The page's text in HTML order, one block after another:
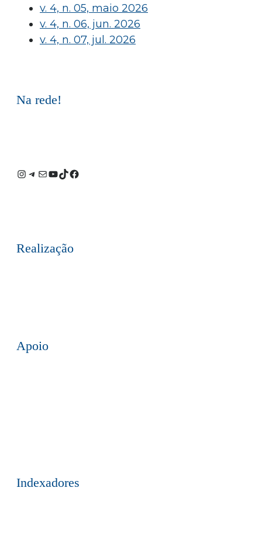
v. 4, n. 05, maio 2026
v. 4, n. 06, jun. 2026
v. 4, n. 07, jul. 2026
Na rede!
Instagram
Telegram
E-Youtube
TikTok
Facebook
Realização
Apoio
Indexadores